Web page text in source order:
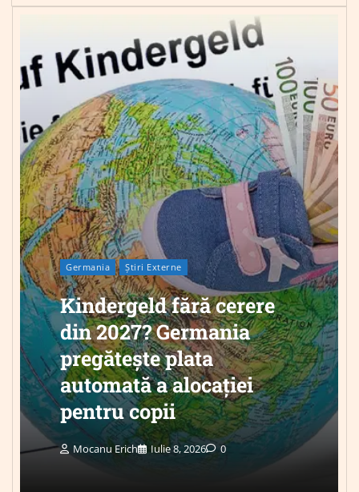
Germania Știri Externe
Kindergeld fără cerere
din 2027? Germania
pregătește plata
automată a alocației
pentru copii
Mocanu Erich Iulie 8, 2026 0